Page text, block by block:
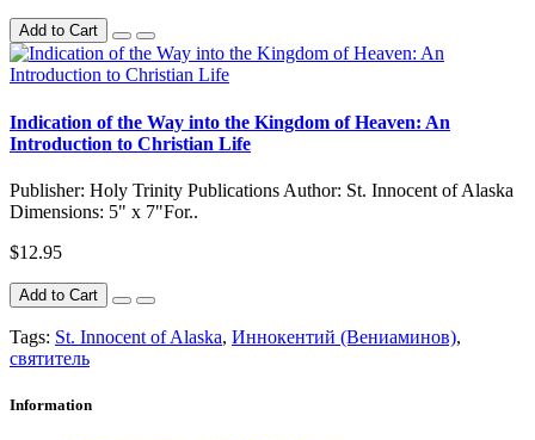
Add to Cart
Indication of the Way into the Kingdom of Heaven: An
Introduction to Christian Life
Publisher: Holy Trinity Publications Author: St. Innocent of Alaska
Dimensions: 5" x 7"For..
$12.95
Add to Cart
Tags: St. Innocent of Alaska, Иннокентий (Вениаминов),
святитель
Information